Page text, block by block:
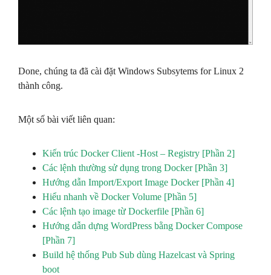
Done, chúng ta đã cài đặt Windows Subsytems for Linux 2
thành công.
Một số bài viết liên quan:
Kiến trúc Docker Client -Host – Registry [Phần 2]
Các lệnh thường sử dụng trong Docker [Phần 3]
Hướng dẫn Import/Export Image Docker [Phần 4]
Hiểu nhanh về Docker Volume [Phần 5]
Các lệnh tạo image từ Dockerfile [Phần 6]
Hướng dẫn dựng WordPress bằng Docker Compose
[Phần 7]
Build hệ thống Pub Sub dùng Hazelcast và Spring
boot